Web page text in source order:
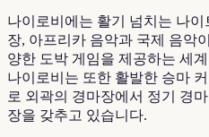
나이로비에는 활기 넘치는 나
장, 아프리카 음악과 국제 음악
양한 도박 게임을 제공하는 세
나이로비는 또한 활발한 승마
로 외곽의 경마장에서 정기 경
장을 갖추고 있습니다.